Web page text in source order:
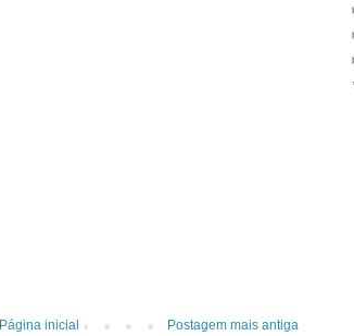
Postagem mais antiga
Página inicial